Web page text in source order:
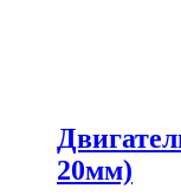
20мм)